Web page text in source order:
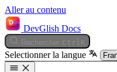
Aller au contenu
DevGlish Docs
Rechercher Ctrl K
Selectionner la langue